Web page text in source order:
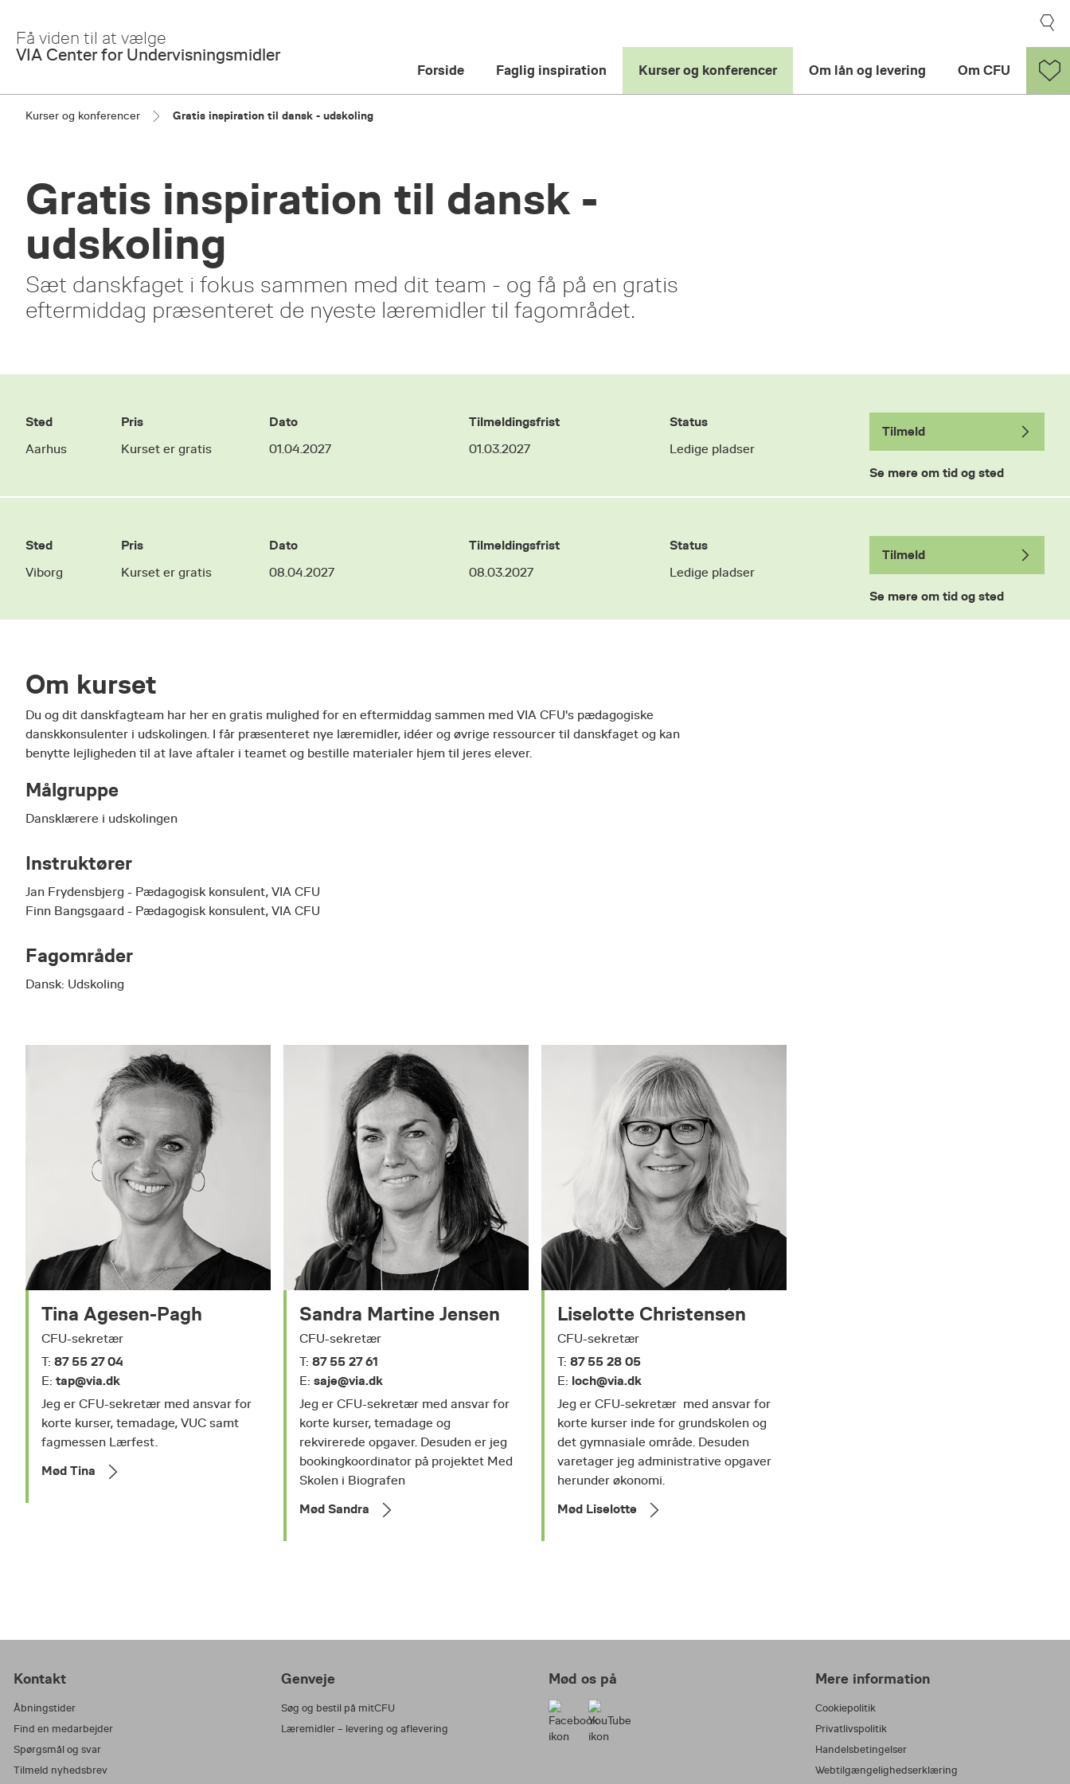
Main
Content
Få viden til at vælge
VIA Center for Undervisningsmidler
Forside Faglig inspiration Kurser og konferencer Om lån og levering Om CFU
Kurser og konferencer Gratis inspiration til dansk - udskoling
Gratis inspiration til dansk -
udskoling
Sæt danskfaget i fokus sammen med dit team - og få på en gratis
eftermiddag præsenteret de nyeste læremidler til fagområdet.
Sted
Aarhus
Pris
Kurset er gratis
Dato
01.04.2027
Tilmeldingsfrist
01.03.2027
Status
Ledige pladser
Tilmeld
Se mere om tid og sted
Sted
Viborg
Pris
Kurset er gratis
Dato
08.04.2027
Tilmeldingsfrist
08.03.2027
Status
Ledige pladser
Tilmeld
Se mere om tid og sted
Om kurset
D​u og dit danskfagteam har her en gratis mulighed for en eftermiddag sammen med VIA CFU's pædagogiske
danskkonsulenter i udskolingen. I får præsenteret nye læremidler, idéer og øvrige ressourcer til danskfaget og kan
benytte lejligheden til at lave aftaler i teamet og bestille materialer hjem til jeres elever.
Målgruppe
Dansklærere i udskolingen
Instruktører
Jan Frydensbjerg - Pædagogisk konsulent, VIA CFU
Finn Bangsgaard - Pædagogisk konsulent, VIA CFU
Fagområder
Dansk: Udskoling
Tina Agesen-Pagh
CFU-sekretær
T: 87 55 27 04
E: tap@via.dk
Jeg er CFU-sekretær med ansvar for
korte kurser, temadage, VUC samt
fagmessen Lærfest.
Mød Tina
Sandra Martine Jensen
CFU-sekretær
T: 87 55 27 61
E: saje@via.dk
Jeg er CFU-sekretær med ansvar for
korte kurser, temadage og
rekvirerede opgaver. Desuden er jeg
bookingkoordinator på projektet Med
Skolen i Biografen
Mød Sandra
Liselotte Christensen
CFU-sekretær
T: 87 55 28 05
E: loch@via.dk
Jeg er CFU-sekretær med ansvar for
korte kurser inde for grundskolen og
det gymnasiale område. Desuden
varetager jeg administrative opgaver
herunder økonomi.
Mød Liselotte
Kontakt
Åbningstider
Find en medarbejder
Spørgsmål og svar
Tilmeld nyhedsbrev
Genveje
Søg og bestil på mitCFU
Læremidler – levering og aflevering
Mød os på Mere information
Cookiepolitik
Privatlivspolitik
Handelsbetingelser
Webtilgængelighedserklæring